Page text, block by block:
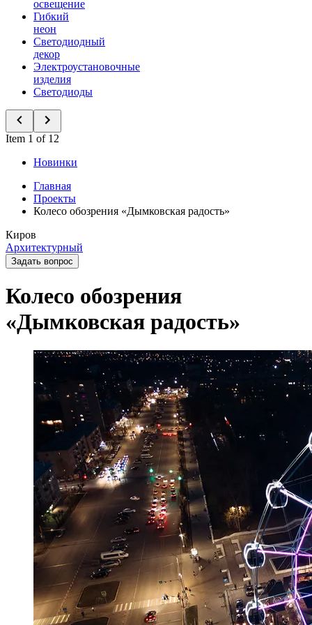
освещение
Гибкий
неон
Светодиодный
декор
Электроустановочные
изделия
Светодиоды
Item 1 of 12
Новинки
Главная
Проекты
Колесо обозрения «Дымковская радость»
Киров
Архитектурный
Задать вопрос
Колесо обозрения
«Дымковская радость»